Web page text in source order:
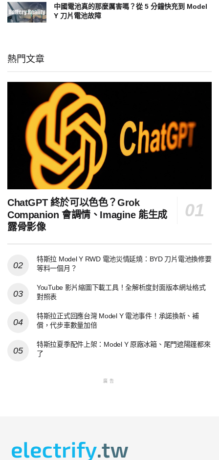
中國電池真的那麼厲害嗎？從 5 分鐘快充到 Model
Y 刀片電池故障
熱門文章
ChatGPT 終於可以色色？Grok
Companion 會調情、Imagine 能生成
露骨影像
特斯拉 Model Y RWD 電池災情延燒：BYD 刀片電池換修要
等料一個月？
YouTube 影片縮圖下載工具！全解析度封面版本網址格式
對照表
特斯拉正式回應台灣 Model Y 電池事件！承諾換新、補
償，代步車數量加倍
特斯拉夏季配件上架：Model Y 原廠冰箱、尾門遮陽篷都來
了
廣告